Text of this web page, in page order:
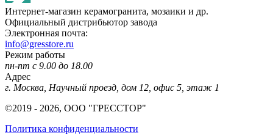
Интернет-магазин керамогранита, мозаики и др.
Официальный дистрибьютор завода
Электронная почта:
info@gresstore.ru
Режим работы
пн-пт с 9.00 до 18.00
Адрес
г. Москва, Научный проезд, дом 12, офис 5, этаж 1
©2019 - 2026, ООО "ГРЕССТОР"
Политика конфиденциальности